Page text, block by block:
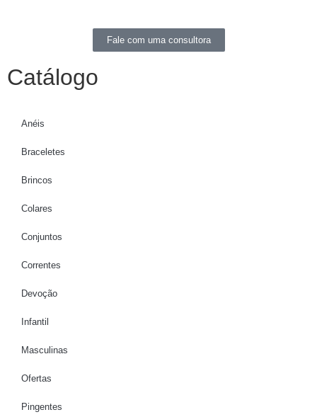
Fale com uma consultora
Catálogo
Anéis
Braceletes
Brincos
Colares
Conjuntos
Correntes
Devoção
Infantil
Masculinas
Ofertas
Pingentes